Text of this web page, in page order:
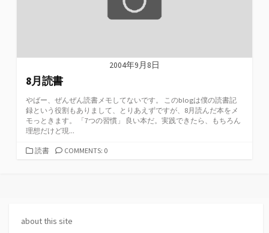
2004年9月8日
8月読書
やばー、ぜんぜん読書メモしてないです。 このblogは僕の読書記
録という役割もありまして、とりあえずですが、8月読んだ本をメ
モっときます。 「7つの習慣」 良い本だ。実践できたら、もちろん
理想だけど現...
カ読書 COMMENTS: 0
about this site